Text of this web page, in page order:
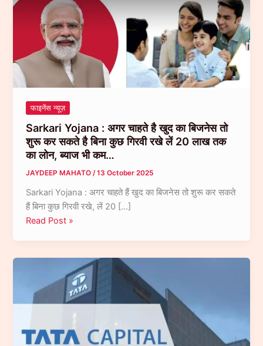
फाइनेंस न्यूज़
Sarkari Yojana : अगर चाहते है खुद का बिजनेस तो
शुरू कर सकते है बिना कुछ गिरवी रखे लें 20 लाख तक
का लोन, ब्‍याज भी कम…
JAYDEEP MAHATO/13 October 2025
Sarkari Yojana : अगर चाहते हैं खुद का बिजनेस तो शुरू कर सकते
हैं बिना कुछ गिरवी रखे, लें 20 […]
Sarkari
खुद
बिजनेस
Read Post »